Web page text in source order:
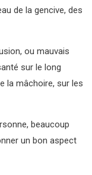
de la gencive, des
ou mauvais
sur le long
la mâchoire, sur les
beaucoup
un bon aspect